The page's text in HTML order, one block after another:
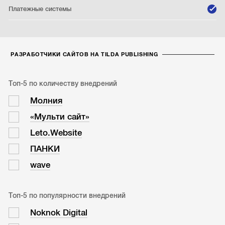
Платежные системы
РАЗРАБОТЧИКИ САЙТОВ НА TILDA PUBLISHING
Топ-5 по количеству внедрений
Молния
«Мульти сайт»
Leto.Website
ПАНКИ
wave
Топ-5 по популярности внедрений
Noknok Digital